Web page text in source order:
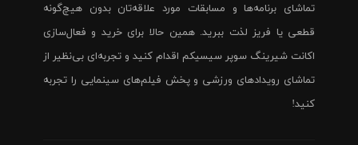
تماشای برنامه‌ها و مسابقات مورد علاقه‌تان بدون هیچ‌گونه
قطعی یا فریز لذت ببرید. همین حالا برای خرید و فعال‌سازی
اکانت شیرینگ سوپر سیسیکم اقدام کنید و تجربه‌ای بی‌نظیر از
تماشای رویدادهای ورزشی و پخش فیلم‌های سینمایی را تجربه
کنید!